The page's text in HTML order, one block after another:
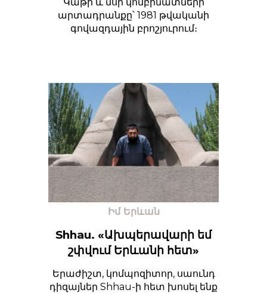
արտադրանքը՝ 1981 թվականի
գովազդային բրոշյուրում։
Իմ Երևան
Shhau. «Ախպերավարի եմ
շփվում Երևանի հետ»
Երաժիշտ, կոմպոզիտոր, սաունդ
դիզայներ Shhau-ի հետ խոսել ենք